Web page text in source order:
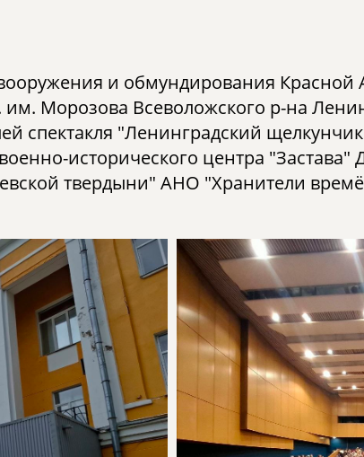
и обмундирования
Морозова Всеволожского р-на
спектакля "Ленинградский
исторического центра
твердыни" АНО "Хранители